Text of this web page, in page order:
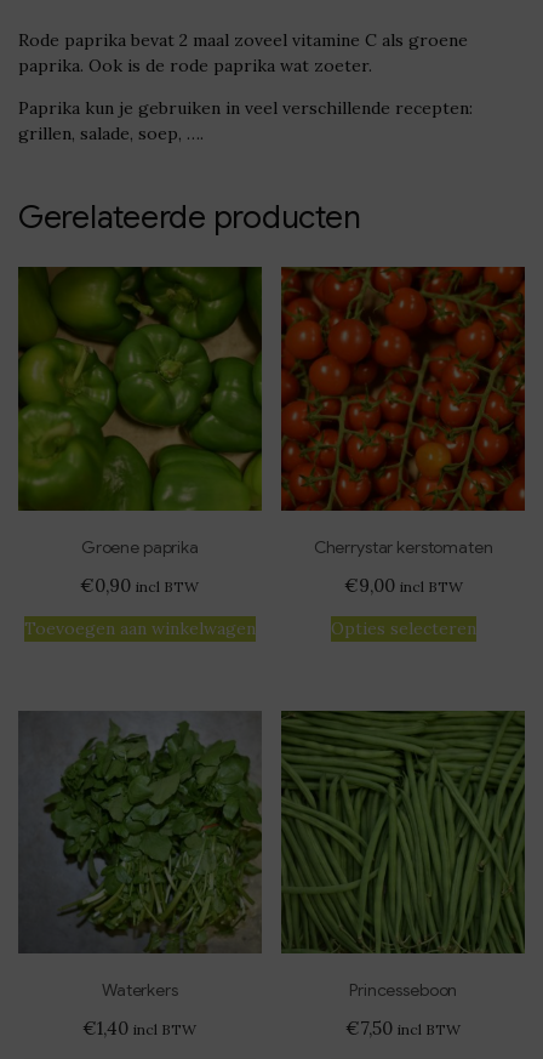
Rode paprika bevat 2 maal zoveel vitamine C als groene
paprika. Ook is de rode paprika wat zoeter.
Paprika kun je gebruiken in veel verschillende recepten:
grillen, salade, soep, ….
Gerelateerde producten
Groene paprika
€0,90 incl BTW
Toevoegen aan winkelwagen
Cherrystar kerstomaten
€9,00 incl BTW
Opties selecteren
Waterkers
€1,40 incl BTW
Princesseboon
€7,50 incl BTW